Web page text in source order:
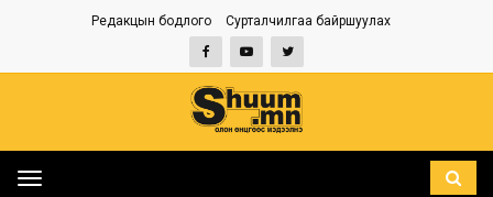
Редакцын бодлого Сурталчилгаа байршуулах
Toggle